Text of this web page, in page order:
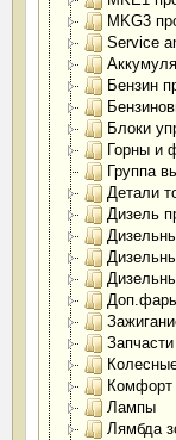
MKG3
Service
Бензин
Блоки
Горны и
Группа
Детали
Дизель
Комфорт
Лампы
Лямбда